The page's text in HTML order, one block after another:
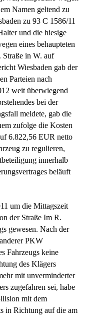
Namen geltend zu
zu 93 C 1586/11
und die hiesige
eines behaupteten
Straße in W. auf
Wiesbaden gab der
Parteien nach
weit überwiegend
bei der
meldete, gab die
zufolge die Kosten
6.822,56 EUR netto
zu regulieren,
innerhalb
beläuft
um die Mittagszeit
der Straße Im R.
gewesen. Nach der
PKW
Fahrzeugs keine
des Klägers
mit unverminderter
zugefahren sei, habe
mit dem
in Richtung auf die am